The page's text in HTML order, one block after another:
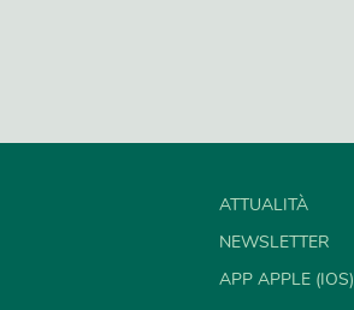
ATTUALITÀ
NEWSLETTER
APP APPLE (IOS)